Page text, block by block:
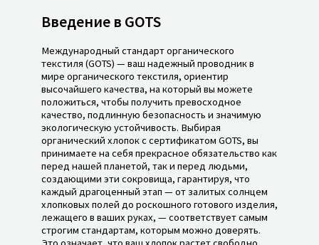
Введение в GOTS
Международный стандарт органического
текстиля (GOTS) — ваш надежный проводник в
мире органического текстиля, ориентир
высочайшего качества, на который вы можете
положиться, чтобы получить превосходное
качество, подлинную безопасность и значимую
экологическую устойчивость. Выбирая
органический хлопок с сертификатом GOTS, вы
принимаете на себя прекрасное обязательство как
перед нашей планетой, так и перед людьми,
создающими эти сокровища, гарантируя, что
каждый драгоценный этап — от залитых солнцем
хлопковых полей до роскошного готового изделия,
лежащего в ваших руках, — соответствует самым
строгим стандартам, которым можно доверять.